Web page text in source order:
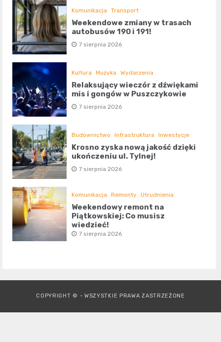
Komunikacja Transport
Weekendowe zmiany w trasach
autobusów 190 i 191!
7 sierpnia 2026
Kultura Muzyka Wydarzenia
Relaksujący wieczór z dźwiękami
mis i gongów w Puszczykowie
7 sierpnia 2026
Budownictwo Infrastruktura Inwestycje
Krosno zyska nową jakość dzięki
ukończeniu ul. Tylnej!
7 sierpnia 2026
Komunikacja Remonty Utrudnienia
Weekendowy remont na
Piątkowskiej: Co musisz
wiedzieć!
7 sierpnia 2026
COPYRIGHT © - WSZYSTKIE PRAWA ZASTRZEŻONE